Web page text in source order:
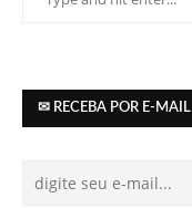
✉ RECEBA POR E-MAIL